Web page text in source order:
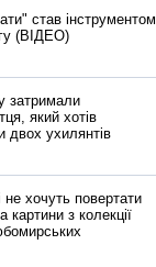
став інструментом
(ВІДЕО)
затримали
який хотів
двох ухилянтів
хочуть повертати
картини з колекції